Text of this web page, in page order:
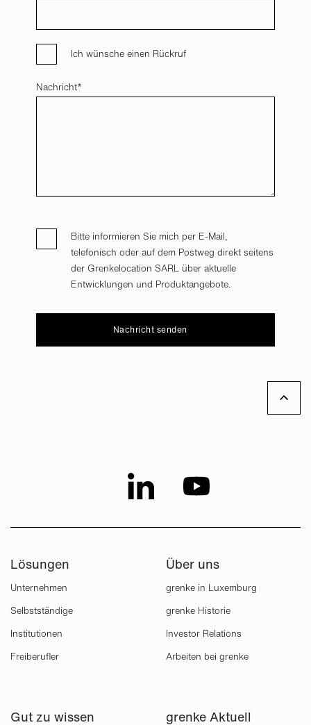
Ich wünsche einen Rückruf
Nachricht
Bitte informieren Sie mich per E-Mail,
telefonisch oder auf dem Postweg direkt seitens
der Grenkelocation SARL über aktuelle
Entwicklungen und Produktangebote.
Nachricht senden
Lösungen
Unternehmen
Selbstständige
Institutionen
Freiberufler
Über uns
grenke in Luxemburg
grenke Historie
Investor Relations
Arbeiten bei grenke
Gut zu wissen grenke Aktuell